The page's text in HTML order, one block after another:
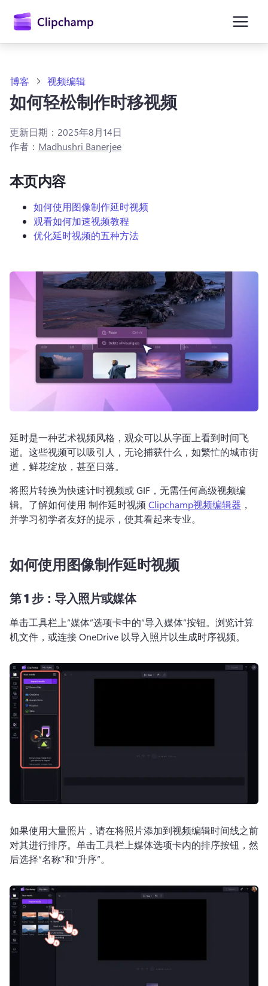
容
登录
免费试用
博客 视频编辑
如何轻松制作时移视频
更新日期： 2025年8月14日
作者： Madhushri Banerjee
本页内容
如何使用图像制作延时视频
观看如何加速视频教程
优化延时视频的五种方法
延时是一种艺术视频风格，观众可以从字面上看到时间飞
逝。这些视频可以吸引人，无论捕获什么，如繁忙的城市街
道，鲜花绽放，甚至日落。
将照片转换为快速计时视频或 GIF，无需任何高级视频编
辑。了解如何使用 制作延时视频 Clipchamp视频编辑器 ，
并学习初学者友好的提示，使其看起来专业。
如何使用图像制作延时视频
第 1 步：导入照片或媒体
单击工具栏上“媒体”选项卡中的“导入媒体”按钮。浏览计算
机文件，或连接 OneDrive 以导入照片以生成时序视频。
如果使用大量照片，请在将照片添加到视频编辑时间线之前
对其进行排序。单击工具栏上媒体选项卡内的排序按钮，然
后选择“名称”和“升序”。